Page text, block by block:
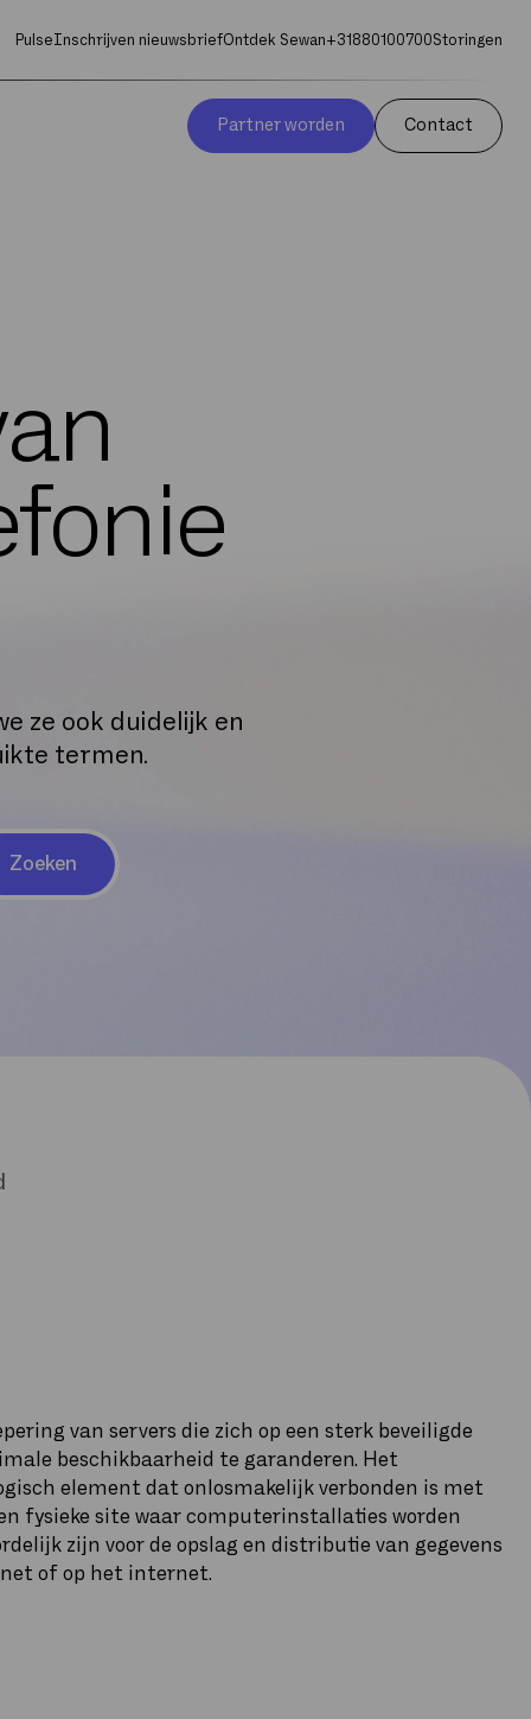
PulseInschrijven nieuwsbriefOntdek Sewan+31880100700Storingen
Partner worden Contact
ze ook duidelijk en
termen.
Zoeken
van servers die zich op een sterk beveiligde
beschikbaarheid te garanderen. Het
element dat onlosmakelijk verbonden is met
fysieke site waar computerinstallaties worden
zijn voor de opslag en distributie van gegevens
of op het internet.